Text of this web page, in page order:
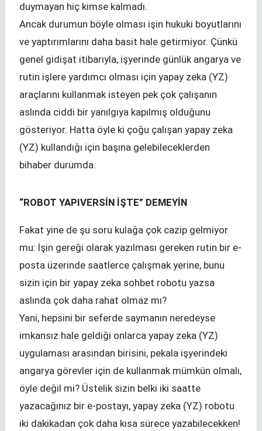
duymayan hiç kimse kalmadı.
Ancak durumun böyle olması işin hukuki boyutlarını
ve yaptırımlarını daha basit hale getirmiyor. Çünkü
genel gidişat itibarıyla, işyerinde günlük angarya ve
rutin işlere yardımcı olması için yapay zeka (YZ)
araçlarını kullanmak isteyen pek çok çalışanın
aslında ciddi bir yanılgıya kapılmış olduğunu
gösteriyor. Hatta öyle ki çoğu çalışan yapay zeka
(YZ) kullandığı için başına gelebileceklerden
bihaber durumda.
“ROBOT YAPIVERSİN İŞTE” DEMEYİN
Fakat yine de şu soru kulağa çok cazip gelmiyor
mu: İşin gereği olarak yazılması gereken rutin bir e-
posta üzerinde saatlerce çalışmak yerine, bunu
sizin için bir yapay zeka sohbet robotu yazsa
aslında çok daha rahat olmaz mı?
Yani, hepsini bir seferde saymanın neredeyse
imkansız hale geldiği onlarca yapay zeka (YZ)
uygulaması arasından birisini, pekala işyerindeki
angarya görevler için de kullanmak mümkün olmalı,
öyle değil mi? Üstelik sizin belki iki saatte
yazacağınız bir e-postayı, yapay zeka (YZ) robotu
iki dakikadan çok daha kısa sürece yazabilecekken!